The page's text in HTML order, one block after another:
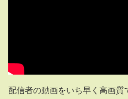
配信者の動画をいち早く高画質